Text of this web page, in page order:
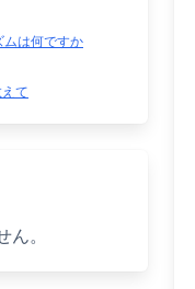
ムは何ですか
て
。